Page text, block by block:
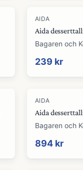
AIDA
Aida
Bagaren och
239 kr
AIDA
Aida
Bagaren och
894 kr